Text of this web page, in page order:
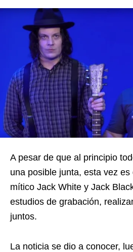
A pesar de que al principio
una posible junta, esta vez
mítico Jack White y Jack
estudios de grabación,
juntos.
La noticia se dio a conocer,